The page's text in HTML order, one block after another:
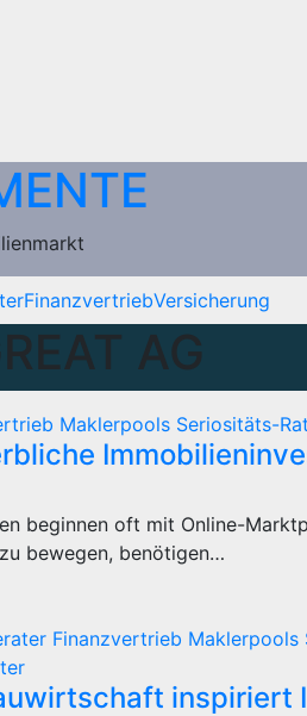
FinanzvertriebVersicherung
AG
Maklerpools Seriositäts-
beginnen oft mit Online-
bewegen, benötigen…
Finanzvertrieb Maklerpools
inspiriert